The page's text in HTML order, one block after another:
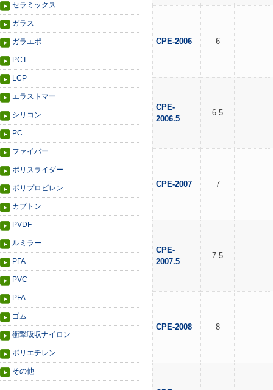
セラミックス
ガラス
ガラエポ
PCT
LCP
エラストマー
シリコン
PC
ファイバー
ポリスライダー
ポリプロピレン
カプトン
PVDF
ルミラー
PFA
PVC
PFA
ゴム
衝撃吸収ナイロン
ポリエチレン
その他
CPE-2006 6
CPE-
2006.5
6.5
CPE-2007 7
CPE-
2007.5
7.5
CPE-2008 8